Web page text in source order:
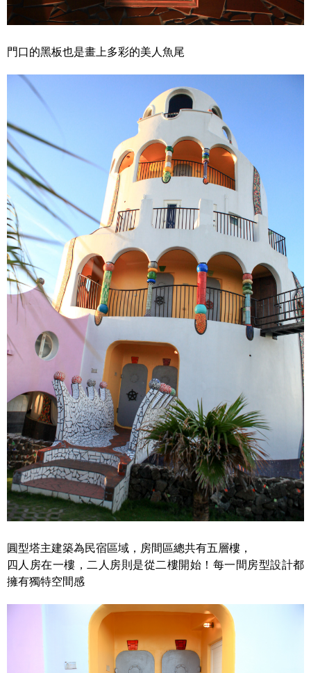
門口的黑板也是畫上多彩的美人魚尾
圓型塔主建築為民宿區域，房間區總共有五層樓，
四人房在一樓，二人房則是從二樓開始！每一間房型設計都
擁有獨特空間感